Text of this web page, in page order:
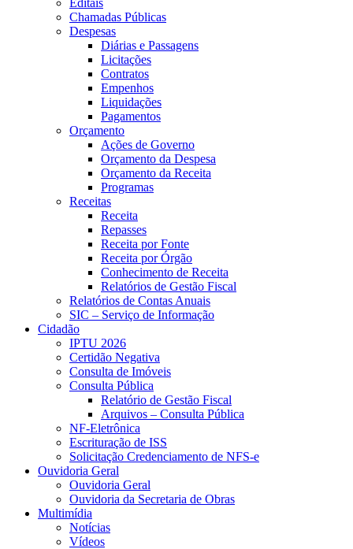
Editais
Chamadas Públicas
Despesas
Diárias e Passagens
Licitações
Contratos
Empenhos
Liquidações
Pagamentos
Orçamento
Ações de Governo
Orçamento da Despesa
Orçamento da Receita
Programas
Receitas
Receita
Repasses
Receita por Fonte
Receita por Órgão
Conhecimento de Receita
Relatórios de Gestão Fiscal
Relatórios de Contas Anuais
SIC – Serviço de Informação
Cidadão
IPTU 2026
Certidão Negativa
Consulta de Imóveis
Consulta Pública
Relatório de Gestão Fiscal
Arquivos – Consulta Pública
NF-Eletrônica
Escrituração de ISS
Solicitação Credenciamento de NFS-e
Ouvidoria Geral
Ouvidoria Geral
Ouvidoria da Secretaria de Obras
Multimídia
Notícias
Vídeos